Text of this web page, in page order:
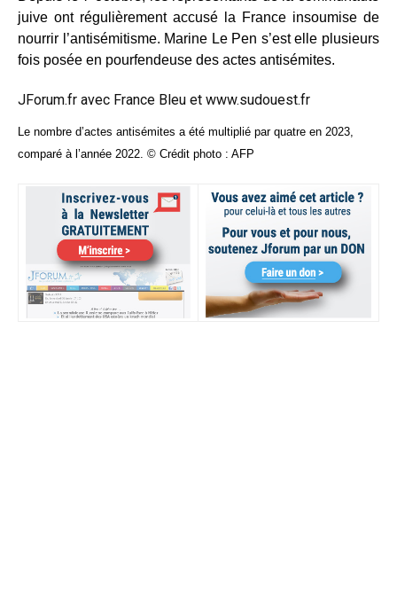
juive ont régulièrement accusé la France insoumise de
nourrir l’antisémitisme. Marine Le Pen s’est elle plusieurs
fois posée en pourfendeuse des actes antisémites.
JForum.fr avec France Bleu et www.sudouest.fr
Le nombre d’actes antisémites a été multiplié par quatre en 2023,
comparé à l’année 2022. © Crédit photo : AFP